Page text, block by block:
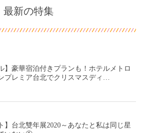
最新の特集
】豪華宿泊付きプランも！ホテルメトロ
プレミア台北でクリスマスディ…
】台北雙年展2020～あなたと私は同じ星